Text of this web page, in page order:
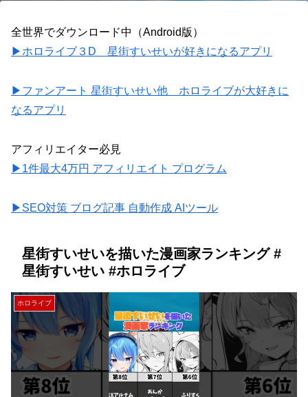
全世界でダウンロード中（Android版）
▶ホロライブ３D 星街すいせいが好きになるアプリ
▶ファンアート 星街すいせい他 ホロライブが大好きに
なるアプリ
アフィリエイター必見
▶1件最大4万円 アフィリエイト プログラム
▶SEO対策 ブログ記事 自動作成 AIツール
星街すいせいを描いた漫画家ランキング #
星街すいせい #ホロライブ
ホロライブ